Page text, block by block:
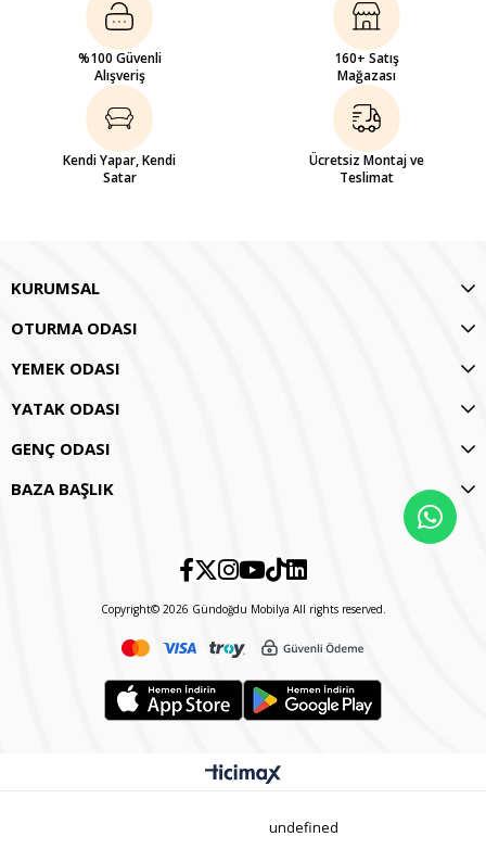
undefined
%100 Güvenli
Alışveriş
160+ Satış
Mağazası
Kendi Yapar, Kendi
Satar
Ücretsiz Montaj ve
Teslimat
KURUMSAL
OTURMA ODASI
YEMEK ODASI
YATAK ODASI
GENÇ ODASI
BAZA BAŞLIK
Copyright© 2026 Gündoğdu Mobilya All rights reserved.